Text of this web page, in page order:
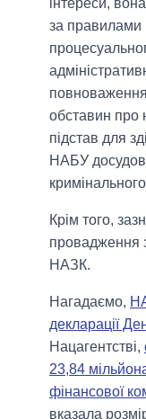
інтереси,
за правилами
обставин про
підстав для
НАБУ
Крім того,
провадження
НАЗК.
Нагадаємо,
декларації
Нацагентстві,
23,84
фінансової
вказала